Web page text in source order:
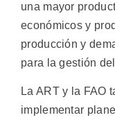
una mayor
económicos y
producción y
para la gestión
La ART y la FAO
implementar